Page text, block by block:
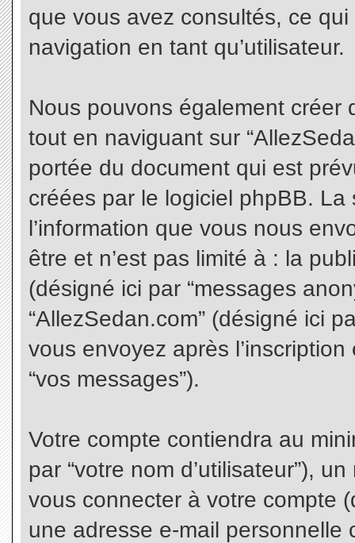
que vous avez consultés, ce
navigation en tant qu’utilisateur.
Nous pouvons également créer
tout en naviguant sur
portée du document qui est
créées par le logiciel phpBB.
l’information que vous nous
être et n’est pas limité à : la
(désigné ici par “messages
“AllezSedan.com” (désigné ici
vous envoyez après
“vos messages”).
Votre compte contiendra au
par “votre nom d’utilisateur”),
vous connecter à votre compte
une adresse e-mail personnelle